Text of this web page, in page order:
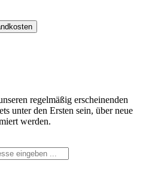
regelmäßig erscheinenden
unter den Ersten sein, über neue
werden.